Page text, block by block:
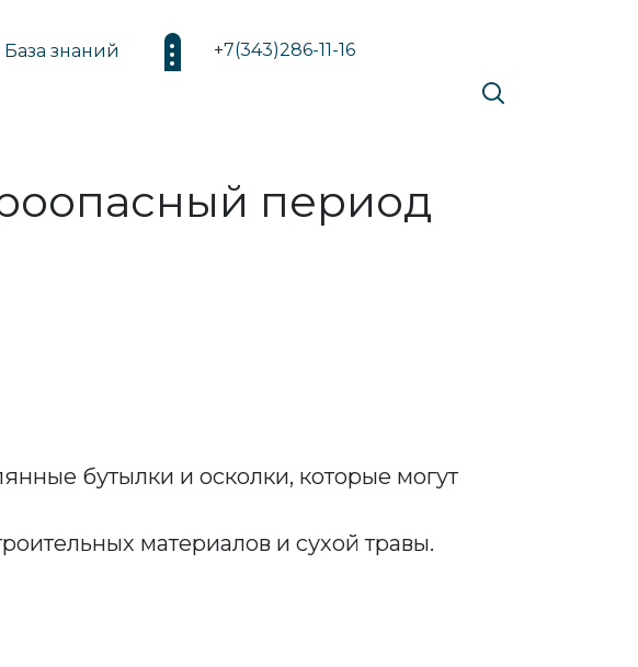
+7(343)286-11-16
База знаний
период
бутылки и осколки, которые могут
материалов и сухой травы.